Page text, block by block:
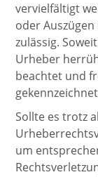
vervielfältigt
oder
zulässig.
Urheber
beachtet und
Sollte es trotz
um